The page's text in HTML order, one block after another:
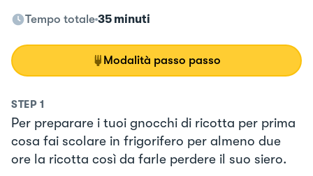
Tempo totale 35 minuti
Modalità passo passo
STEP 1
Per preparare i tuoi gnocchi di ricotta per prima
cosa fai scolare in frigorifero per almeno due
ore la ricotta così da farle perdere il suo siero.